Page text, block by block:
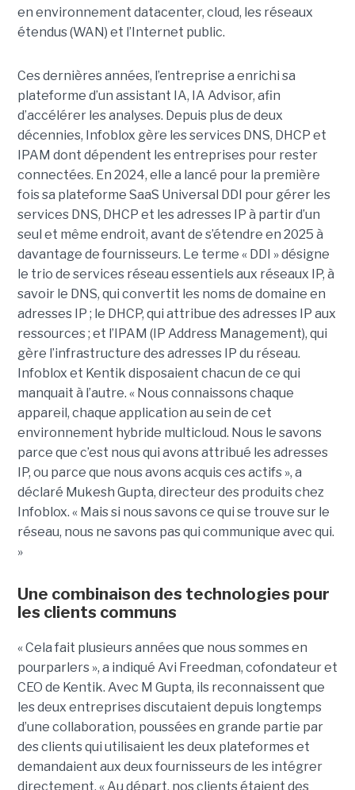
en environnement datacenter, cloud, les réseaux
étendus (WAN) et l’Internet public.
Ces dernières années, l’entreprise a enrichi sa
plateforme d’un assistant IA, IA Advisor, afin
d’accélérer les analyses. Depuis plus de deux
décennies, Infoblox gère les services DNS, DHCP et
IPAM dont dépendent les entreprises pour rester
connectées. En 2024, elle a lancé pour la première
fois sa plateforme SaaS Universal DDI pour gérer les
services DNS, DHCP et les adresses IP à partir d’un
seul et même endroit, avant de s’étendre en 2025 à
davantage de fournisseurs. Le terme « DDI » désigne
le trio de services réseau essentiels aux réseaux IP, à
savoir le DNS, qui convertit les noms de domaine en
adresses IP ; le DHCP, qui attribue des adresses IP aux
ressources ; et l’IPAM (IP Address Management), qui
gère l’infrastructure des adresses IP du réseau.
Infoblox et Kentik disposaient chacun de ce qui
manquait à l’autre. « Nous connaissons chaque
appareil, chaque application au sein de cet
environnement hybride multicloud. Nous le savons
parce que c’est nous qui avons attribué les adresses
IP, ou parce que nous avons acquis ces actifs », a
déclaré Mukesh Gupta, directeur des produits chez
Infoblox. « Mais si nous savons ce qui se trouve sur le
réseau, nous ne savons pas qui communique avec qui.
»
Une combinaison des technologies pour
les clients communs
« Cela fait plusieurs années que nous sommes en
pourparlers », a indiqué Avi Freedman, cofondateur et
CEO de Kentik. Avec M Gupta, ils reconnaissent que
les deux entreprises discutaient depuis longtemps
d’une collaboration, poussées en grande partie par
des clients qui utilisaient les deux plateformes et
demandaient aux deux fournisseurs de les intégrer
directement. « Au départ, nos clients étaient des